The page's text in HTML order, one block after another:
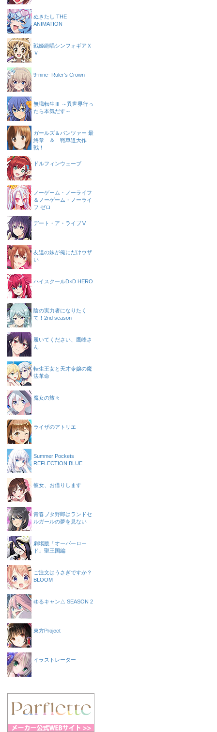
ぬきたし THE
ANIMATION
戦姫絶唱シンフォギアＸ
Ｖ
9-nine- Ruler’s Crown
無職転生Ⅲ ～異世界行っ
たら本気だす～
ガールズ＆パンツァー 最
終章 ＆ 戦車道大作
戦！
ドルフィンウェーブ
ノーゲーム・ノーライフ
＆ノーゲーム・ノーライ
フ ゼロ
デート・ア・ライブⅤ
友達の妹が俺にだけウザ
い
ハイスクールD×D HERO
陰の実力者になりたく
て！2nd season
履いてください、鷹峰さ
ん
転生王女と天才令嬢の魔
法革命
魔女の旅々
ライザのアトリエ
Summer Pockets
REFLECTION BLUE
彼女、お借りします
青春ブタ野郎はランドセ
ルガールの夢を見ない
劇場版「オーバーロー
ド」聖王国編
ご注文はうさぎですか？
BLOOM
ゆるキャン△ SEASON 2
東方Project
イラストレーター